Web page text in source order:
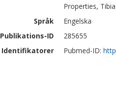
Properties,
Språk
Engelska
Publikations-ID
285655
Identifikatorer
Pubmed-ID: